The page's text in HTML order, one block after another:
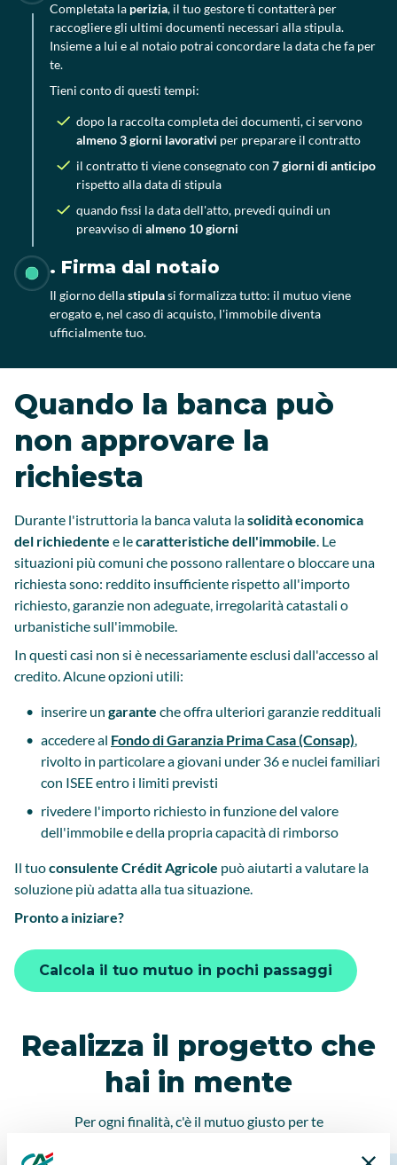
Completata la perizia, il tuo gestore ti contatterà per
raccogliere gli ultimi documenti necessari alla stipula.
Insieme a lui e al notaio potrai concordare la data che fa per
te.
Tieni conto di questi tempi:
dopo la raccolta completa dei documenti, ci servono
almeno 3 giorni lavorativi per preparare il contratto
il contratto ti viene consegnato con 7 giorni di anticipo
rispetto alla data di stipula
quando fissi la data dell'atto, prevedi quindi un
preavviso di almeno 10 giorni
. Firma dal notaio
Il giorno dellastipulasi formalizza tutto: il mutuo viene
erogato e, nel caso di acquisto, l'immobile diventa
ufficialmente tuo.
Quando la banca può
non approvare la
richiesta
Durante l'istruttoria la banca valuta lasolidità economica
del richiedente e lecaratteristiche dell'immobile. Le
situazioni più comuni che possono rallentare o bloccare una
richiesta sono: reddito insufficiente rispetto all'importo
richiesto, garanzie non adeguate, irregolarità catastali o
urbanistiche sull'immobile.
In questi casi non si è necessariamente esclusi dall'accesso al
credito. Alcune opzioni utili:
inserire un garante che offra ulteriori garanzie reddituali
accedere al Fondo di Garanzia Prima Casa (Consap),
rivolto in particolare a giovani under 36 e nuclei familiari
con ISEE entro i limiti previsti
rivedere l'importo richiesto in funzione del valore
dell'immobile e della propria capacità di rimborso
Il tuoconsulente Crédit Agricole può aiutarti a valutare la
soluzione più adatta alla tua situazione.
Pronto a iniziare?
Calcola il tuo mutuo in pochi passaggi
Realizza il progetto che
hai in mente
Per ogni finalità, c'è il mutuo giusto per te